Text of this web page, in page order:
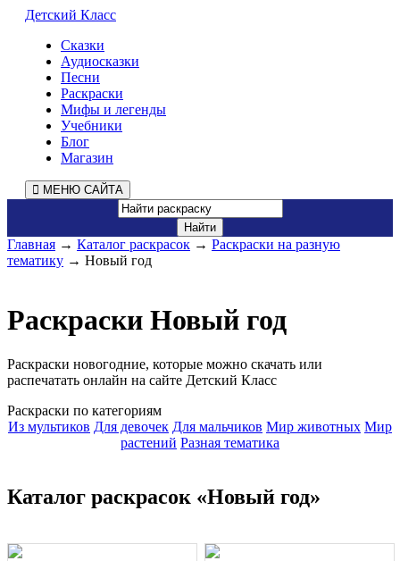
Детский Класс
Сказки
Аудиосказки
Песни
Раскраски
Мифы и легенды
Учебники
Блог
Магазин
МЕНЮ САЙТА
Главная → Каталог раскрасок → Раскраски на разную
тематику → Новый год
Раскраски Новый год
Раскраски новогодние, которые можно скачать или
распечатать онлайн на сайте Детский Класс
Раскраски по категориям
Из мультиков Для девочек Для мальчиков Мир животных Мир
растений Разная тематика
Каталог раскрасок «Новый год»